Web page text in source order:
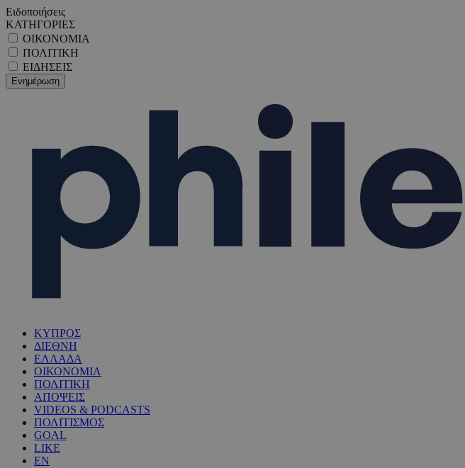
Ειδοποιήσεις
ΚΑΤΗΓΟΡΙΕΣ
ΟΙΚΟΝΟΜΙΑ
ΠΟΛΙΤΙΚΗ
ΕΙΔΗΣΕΙΣ
ΚΥΠΡΟΣ
ΔΙΕΘΝΗ
ΕΛΛΑΔΑ
ΟΙΚΟΝΟΜΙΑ
ΠΟΛΙΤΙΚΗ
ΑΠΟΨΕΙΣ
VIDEOS & PODCASTS
ΠΟΛΙΤΙΣΜΟΣ
GOAL
LIKE
EN